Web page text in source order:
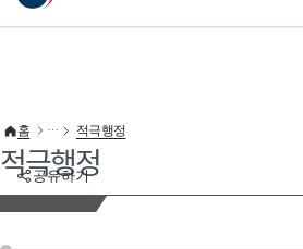
이 누리집은 대한민국 공식 전자정부 누리집입니다.
공유하기
홈 적극행정
적극행정